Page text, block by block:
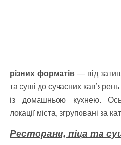
різних форматів — від
та суші до сучасних кав’ярень
із домашньою кухнею.
локації міста, згруповані за
Ресторани, піца та